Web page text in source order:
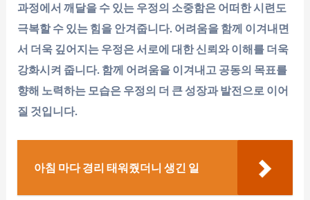
과정에서 깨달을 수 있는 우정의 소중함은 어떠한 시련도
극복할 수 있는 힘을 안겨줍니다. 어려움을 함께 이겨내면
서 더욱 깊어지는 우정은 서로에 대한 신뢰와 이해를 더욱
강화시켜 줍니다. 함께 어려움을 이겨내고 공동의 목표를
향해 노력하는 모습은 우정의 더 큰 성장과 발전으로 이어
질 것입니다.
아침 마다 경리 태워줬더니 생긴 일